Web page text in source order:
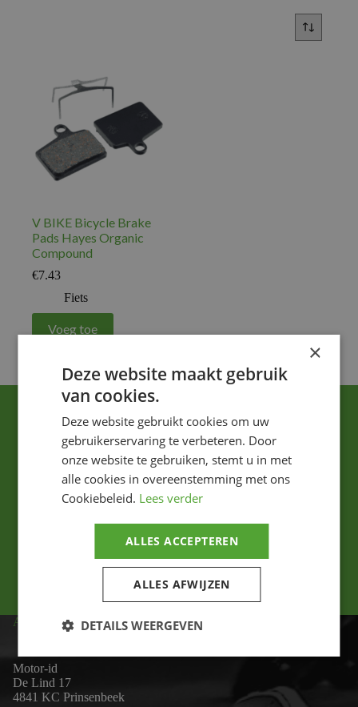
V BIKE Bicycle Brake
Pads Hayes Organic
Compound
€7.43
Fiets
Voeg toe
Ik ga akkoord met het privacybeleid.
ADRES
Motor-id
De Lind 17
4841 KC Prinsenbeek
×
Deze website maakt gebruik
van cookies.
Deze website gebruikt cookies om uw
gebruikerservaring te verbeteren. Door
onze website te gebruiken, stemt u in met
alle cookies in overeenstemming met ons
Cookiebeleid. Lees verder
ALLES ACCEPTEREN
ALLES AFWIJZEN
DETAILS WEERGEVEN